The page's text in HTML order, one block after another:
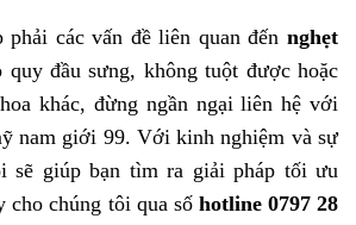
phải các vấn đề liên quan đến nghẹt
quy đầu sưng, không tuột được hoặc
khác, đừng ngần ngại liên hệ với
nam giới 99. Với kinh nghiệm và sự
sẽ giúp bạn tìm ra giải pháp tối ưu
cho chúng tôi qua số hotline 0797 28